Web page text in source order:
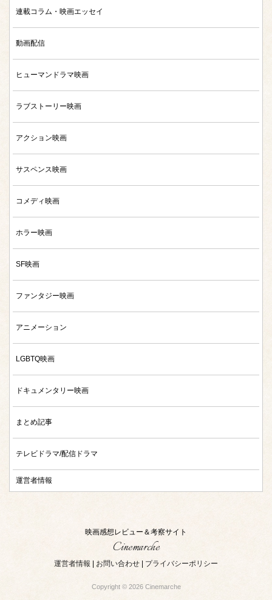
連載コラム・映画エッセイ
動画配信
ヒューマンドラマ映画
ラブストーリー映画
アクション映画
サスペンス映画
コメディ映画
ホラー映画
SF映画
ファンタジー映画
アニメーション
LGBTQ映画
ドキュメンタリー映画
まとめ記事
テレビドラマ/配信ドラマ
運営者情報
映画感想レビュー＆考察サイト
Cinemarche
運営者情報 お問い合わせ プライバシーポリシー
Copyright © 2026 Cinemarche